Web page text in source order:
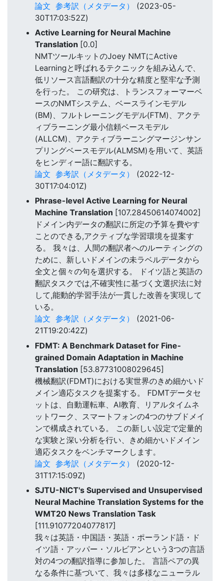
論文 参考訳（メタデータ）
(2023-05-
30T17:03:52Z)
Active Learning for Neural Machine
Translation [0.0]
NMTツールキットのJoey NMTにActive
Learningと呼ばれるテクニックを組み込んで、
低リソース言語翻訳の十分な精度と堅牢な予測
を行った。 この研究は、トランスフォーマーベ
ースのNMTシステム、ベースラインモデル
(BM)、フルトレーニングモデル(FTM)、アクテ
ィブラーニング最小信頼ベースモデル
(ALLCM)、アクティブラーニングマージンサン
プリングベースモデル(ALMSM)を用いて、英語
をヒンディー語に翻訳する。
論文 参考訳（メタデータ）
(2022-12-
30T17:04:01Z)
Phrase-level Active Learning for Neural
Machine Translation [107.28450614074002]
ドメイン内データの翻訳に所定の予算を費やす
ことのできる,アクティブな学習環境を提案す
る。 我々は、人間の翻訳者へのルーティングの
ために、新しいドメインの未ラベルデータから
全文と個々の句を選択する。 ドイツ語と英語の
翻訳タスクでは,不確実性に基づく文選択法に対
して,能動的学習手法が一貫した改善を実現して
いる。
論文 参考訳（メタデータ）
(2021-06-
21T19:20:42Z)
FDMT: A Benchmark Dataset for Fine-
grained Domain Adaptation in Machine
Translation [53.87731008029645]
機械翻訳(FDMT)における実世界のきめ細かいド
メイン適応タスクを提案する。 FDMTデータセ
ットは、自動運転車、AI教育、リアルタイムネ
ットワーク、スマートフォンの4つのサブドメイ
ンで構成されている。 この新しい設定で定量的
な実験と深い分析を行い、きめ細かいドメイン
適応タスクをベンチマークします。
論文 参考訳（メタデータ）
(2020-12-
31T17:15:09Z)
SJTU-NICT's Supervised and Unsupervised
Neural Machine Translation Systems for the
WMT20 News Translation Task
[111.91077204077817]
我々は英語・中国語・英語・ポーランド語・ド
イツ語・アッパー・ソルビアンという3つの言語
対の4つの翻訳指導に参加した。 言語ペアの異
なる条件に基づいて、我々は多様なニューラル